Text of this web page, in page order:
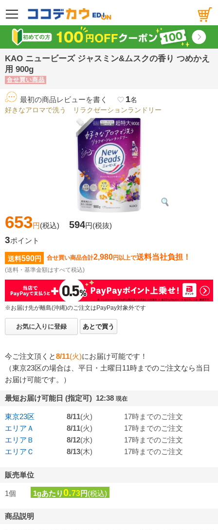
メニュー
KAO ニュービーズ ジャスミン&ムスクの香り つめかえ
用 900g
合せ買い商品
最初の商品レビューを書く favorite_border 1名
好きなアロマで洗う リラクゼーションランドリー
653円(税込) 594円(税抜)
3ポイント
送料590円 合せ買い商品合計2,980円以上で送料当社負担！
(送料・基準金額はすべて税込)
※お届け先が離島(沖縄)のご注文はPayPay対象外です
お気に入りに登録 あとで買う
今ご注文頂くと8/11(火)にお届け可能です！
（東京23区の場合は、平日・土曜日11時までのご注文なら当日
お届け可能です。）
最短お届け可能日 (指定可) 12:38 現在
東京23区 8/11(火)
17時までのご注文
エリアＡ
8/11(火)
17時までのご注文
エリアＢ
8/12(水)
17時までのご注文
エリアＣ
8/13(木) 17時までのご注文
販売単位
1個 1gあたり 0.73円(税込)
商品説明